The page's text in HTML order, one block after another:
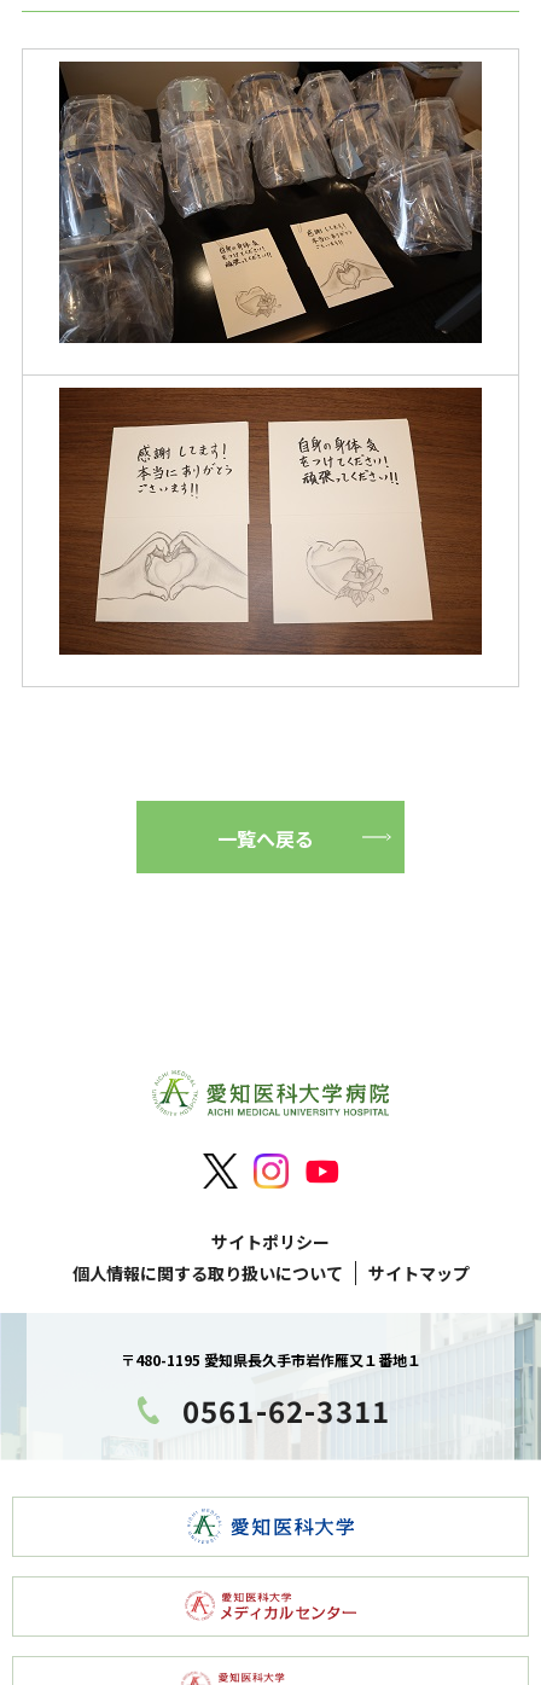
一覧へ戻る
サイトポリシー
個人情報に関する取り扱いについて
サイトマップ
〒480-1195 愛知県長久手市岩作雁又１番地１
0561-62-3311